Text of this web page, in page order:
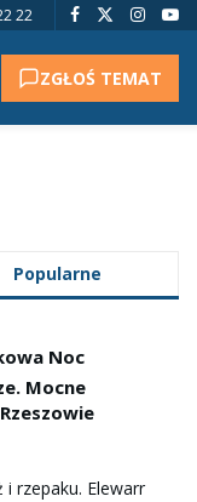
22
ZGŁOŚ TEMAT
Popularne
Noc
Mocne
i rzepaku. Elewarr